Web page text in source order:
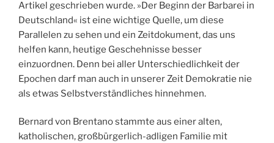
Artikel geschrieben wurde. »Der Beginn der Barbarei in
Deutschland« ist eine wichtige Quelle, um diese
Parallelen zu sehen und ein Zeitdokument, das uns
helfen kann, heutige Geschehnisse besser
einzuordnen. Denn bei aller Unterschiedlichkeit der
Epochen darf man auch in unserer Zeit Demokratie nie
als etwas Selbstverständliches hinnehmen.
Bernard von Brentano stammte aus einer alten,
katholischen, großbürgerlich-adligen Familie mit